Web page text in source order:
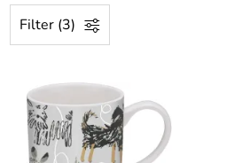
Filter (3)